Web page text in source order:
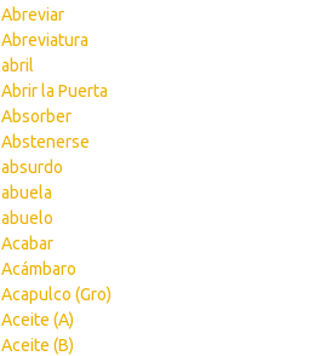
Abreviar
Abreviatura
abril
Abrir la Puerta
Absorber
Abstenerse
absurdo
abuela
abuelo
Acabar
Acámbaro
Acapulco (Gro)
Aceite (A)
Aceite (B)